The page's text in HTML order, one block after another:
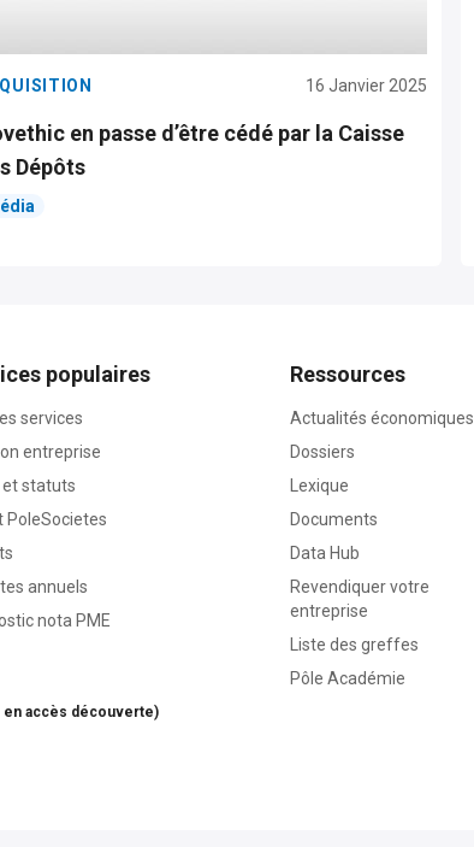
16 Janvier 2025
en passe d’être cédé par la Caisse
Dépôts
populaires
services
entreprise
statuts
PoleSocietes
annuels
nota PME
Ressources
Actualités économiques
Dossiers
Lexique
Documents
Data Hub
Revendiquer votre
entreprise
Liste des greffes
Pôle Académie
en accès découverte)